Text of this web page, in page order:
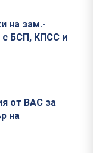
на зам.-
с БСП, КПСС и
от ВАС за
на